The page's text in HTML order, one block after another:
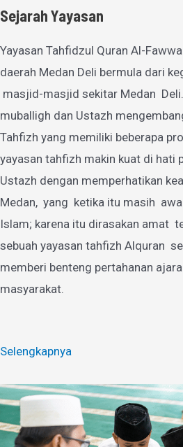
Sejarah Yayasan
Yayasan Tahfidzul Quran Al-
daerah Medan Deli bermula dari
masjid-masjid sekitar Medan
muballigh dan Ustazh
Tahfizh yang memiliki beberapa
yayasan tahfizh makin kuat di hati
Ustazh dengan memperhatikan
Medan, yang ketika itu masih
Islam; karena itu dirasakan amat
sebuah yayasan tahfizh Alquran
memberi benteng pertahanan
masyarakat.
Selengkapnya